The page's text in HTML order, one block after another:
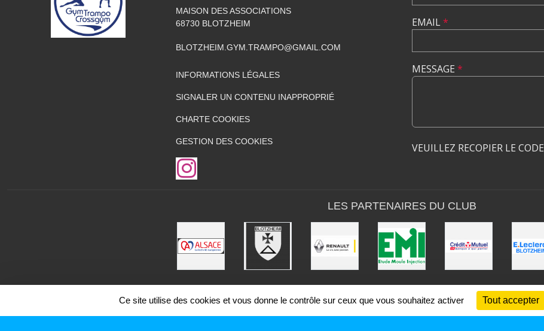
MAISON DES ASSOCIATIONS
68730 BLOTZHEIM
BLOTZHEIM.GYM.TRAMPO@GMAIL.COM
INFORMATIONS LÉGALES
SIGNALER UN CONTENU INAPPROPRIÉ
CHARTE COOKIES
GESTION DES COOKIES
EMAIL*
MESSAGE *
VEUILLEZ RECOPIER LE CODE
LES PARTENAIRES DU CLUB
SPORTSREGIONS
Ce site utilise des cookies et vous donne le contrôle sur ceux que vous souhaitez activer Tout accepter